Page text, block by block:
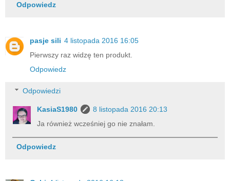
Odpowiedz
pasje sili 4 listopada 2016 16:05
Pierwszy raz widzę ten produkt.
Odpowiedz
Odpowiedzi
KasiaS1980
8 listopada 2016 20:13
Ja również wcześniej go nie znałam.
Odpowiedz